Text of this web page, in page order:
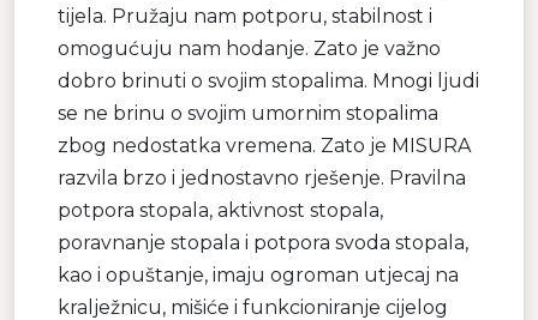
tijela. Pružaju nam potporu, stabilnost i
omogućuju nam hodanje. Zato je važno
dobro brinuti o svojim stopalima. Mnogi ljudi
se ne brinu o svojim umornim stopalima
zbog nedostatka vremena. Zato je MISURA
razvila brzo i jednostavno rješenje. Pravilna
potpora stopala, aktivnost stopala,
poravnanje stopala i potpora svoda stopala,
kao i opuštanje, imaju ogroman utjecaj na
kralježnicu, mišiće i funkcioniranje cijelog